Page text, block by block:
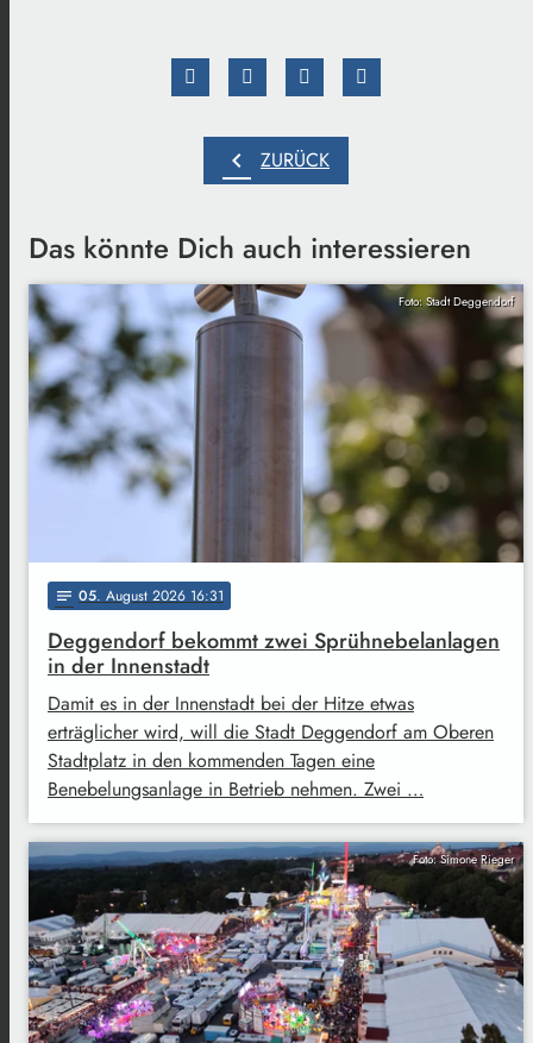
chevron_left ZURÜCK
Das könnte Dich auch interessieren
Foto: Stadt Deggendorf
notes 05. August 2026 16:31
Deggendorf bekommt zwei Sprühnebelanlagen
in der Innenstadt
Damit es in der Innenstadt bei der Hitze etwas
erträglicher wird, will die Stadt Deggendorf am Oberen
Stadtplatz in den kommenden Tagen eine
Benebelungsanlage in Betrieb nehmen. Zwei …
Foto: Simone Rieger